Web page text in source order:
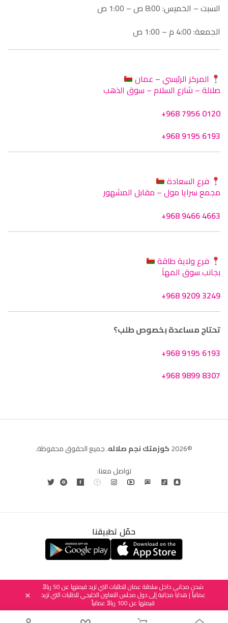
السبت – الخميس: 8:00 ص – 1:00 ص
الجمعة: 4:00 م – 1:00 ص
المركز الرئيسي – عمان
صلالة – شارع السلام – سوق الذهب
+968 7956 0120
+968 9195 6193
فرع السعادة
مجمع سرايا مول – مقابل المشهور
+968 9466 4663
فرع ولاية طاقة
بجانب سوق المهآ
+968 9209 3249
تحتاج مساعدة بخصوص طلب؟
+968 9195 6193
+968 9899 8307
©2026 كوزمتك نجم صلاله. جميع الحقوق محفوظة.
تواصل معنا:
حمّل تطبيقنا
شحن مجاني داخل سلطنة عمان للطلبات التي تزيد قيمتها عن 50 ريالاً
عمانياً | هدايا مجانية إلى دول مجلس التعاون الخليجي للطلبات التي تزيد
قيمتها عن 100 ريالاً عمانياً
×
العربية English
(الإنجليزية)